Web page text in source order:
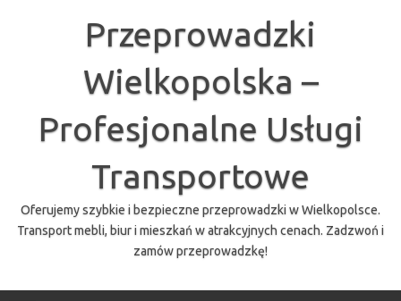
Przeprowadzki
Wielkopolska –
Profesjonalne Usługi
Transportowe
Oferujemy szybkie i bezpieczne przeprowadzki w Wielkopolsce.
Transport mebli, biur i mieszkań w atrakcyjnych cenach. Zadzwoń i
zamów przeprowadzkę!